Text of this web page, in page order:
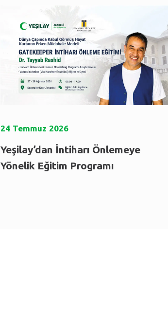
24 Temmuz 2026
Yeşilay’dan İntiharı Önlemeye
Yönelik Eğitim Programı